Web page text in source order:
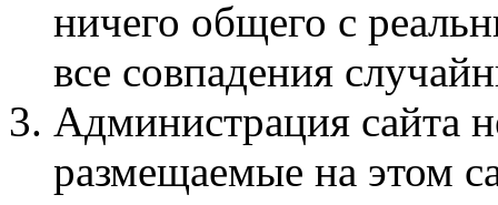
ничего общего с
все совпадения
Администрация сайта
размещаемые на этом